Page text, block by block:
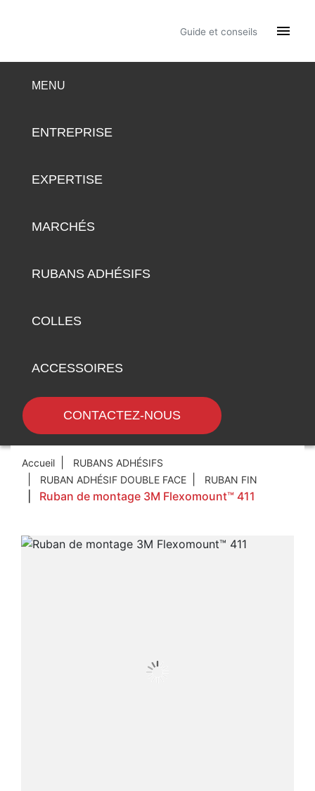
Guide et conseils 
MENU
ENTREPRISE
EXPERTISE
MARCHÉS
RUBANS ADHÉSIFS
COLLES
ACCESSOIRES
CONTACTEZ-NOUS
Accueil
RUBANS ADHÉSIFS
RUBAN ADHÉSIF DOUBLE FACE
RUBAN FIN
Ruban de montage 3M Flexomount™ 411